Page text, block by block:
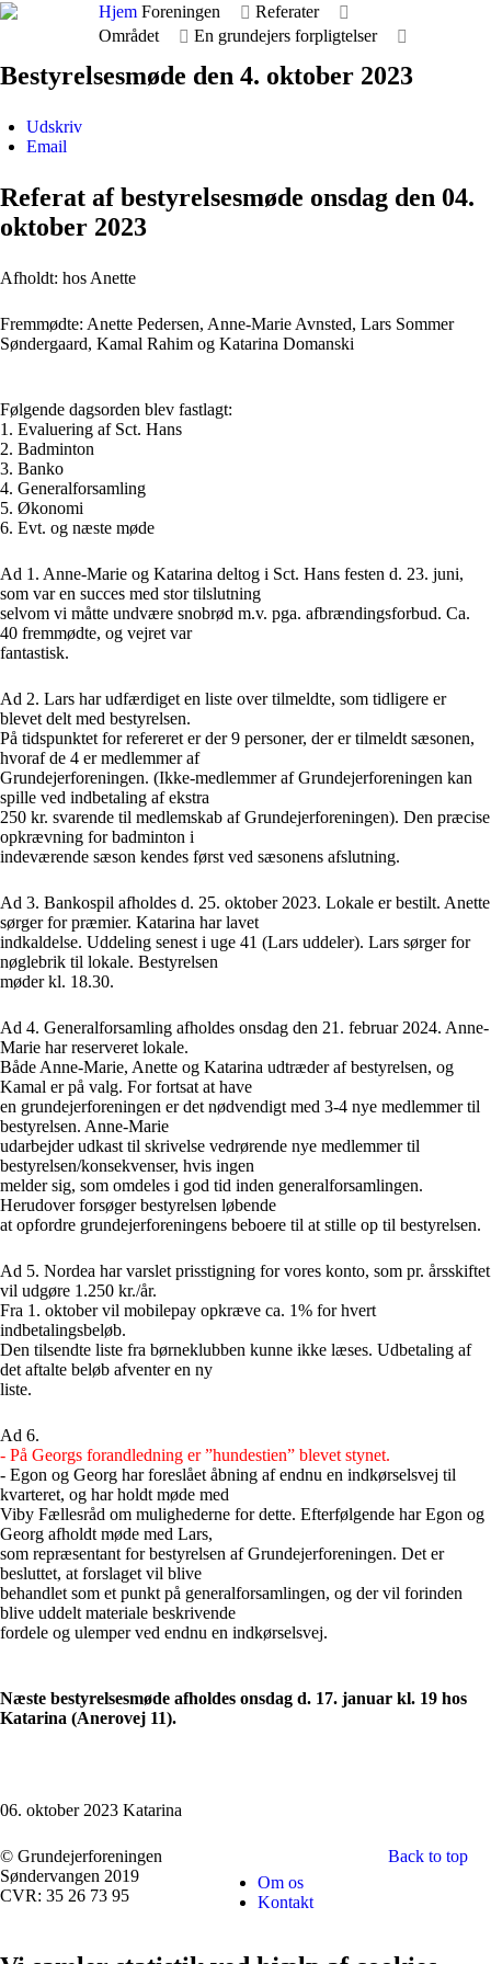
Hjem Foreningen
Referater
Området
En grundejers forpligtelser
Bestyrelsesmøde den 4. oktober 2023
Udskriv
Email
Referat af bestyrelsesmøde onsdag den 04.
oktober 2023
Afholdt: hos Anette
Fremmødte: Anette Pedersen, Anne-Marie Avnsted, Lars Sommer
Søndergaard, Kamal Rahim og Katarina Domanski
Følgende dagsorden blev fastlagt:
1. Evaluering af Sct. Hans
2. Badminton
3. Banko
4. Generalforsamling
5. Økonomi
6. Evt. og næste møde
Ad 1. Anne-Marie og Katarina deltog i Sct. Hans festen d. 23. juni,
som var en succes med stor tilslutning
selvom vi måtte undvære snobrød m.v. pga. afbrændingsforbud. Ca.
40 fremmødte, og vejret var
fantastisk.
Ad 2. Lars har udfærdiget en liste over tilmeldte, som tidligere er
blevet delt med bestyrelsen.
På tidspunktet for refereret er der 9 personer, der er tilmeldt sæsonen,
hvoraf de 4 er medlemmer af
Grundejerforeningen. (Ikke-medlemmer af Grundejerforeningen kan
spille ved indbetaling af ekstra
250 kr. svarende til medlemskab af Grundejerforeningen). Den præcise
opkrævning for badminton i
indeværende sæson kendes først ved sæsonens afslutning.
Ad 3. Bankospil afholdes d. 25. oktober 2023. Lokale er bestilt. Anette
sørger for præmier. Katarina har lavet
indkaldelse. Uddeling senest i uge 41 (Lars uddeler). Lars sørger for
nøglebrik til lokale. Bestyrelsen
møder kl. 18.30.
Ad 4. Generalforsamling afholdes onsdag den 21. februar 2024. Anne-
Marie har reserveret lokale.
Både Anne-Marie, Anette og Katarina udtræder af bestyrelsen, og
Kamal er på valg. For fortsat at have
en grundejerforeningen er det nødvendigt med 3-4 nye medlemmer til
bestyrelsen. Anne-Marie
udarbejder udkast til skrivelse vedrørende nye medlemmer til
bestyrelsen/konsekvenser, hvis ingen
melder sig, som omdeles i god tid inden generalforsamlingen.
Herudover forsøger bestyrelsen løbende
at opfordre grundejerforeningens beboere til at stille op til bestyrelsen.
Ad 5. Nordea har varslet prisstigning for vores konto, som pr. årsskiftet
vil udgøre 1.250 kr./år.
Fra 1. oktober vil mobilepay opkræve ca. 1% for hvert
indbetalingsbeløb.
Den tilsendte liste fra børneklubben kunne ikke læses. Udbetaling af
det aftalte beløb afventer en ny
liste.
Ad 6.
- På Georgs forandledning er ”hundestien” blevet stynet.
- Egon og Georg har foreslået åbning af endnu en indkørselsvej til
kvarteret, og har holdt møde med
Viby Fællesråd om mulighederne for dette. Efterfølgende har Egon og
Georg afholdt møde med Lars,
som repræsentant for bestyrelsen af Grundejerforeningen. Det er
besluttet, at forslaget vil blive
behandlet som et punkt på generalforsamlingen, og der vil forinden
blive uddelt materiale beskrivende
fordele og ulemper ved endnu en indkørselsvej.
Næste bestyrelsesmøde afholdes onsdag d. 17. januar kl. 19 hos
Katarina (Anerovej 11).
06. oktober 2023 Katarina
© Grundejerforeningen
Søndervangen 2019
CVR: 35 26 73 95
Om os
Kontakt
Back to top